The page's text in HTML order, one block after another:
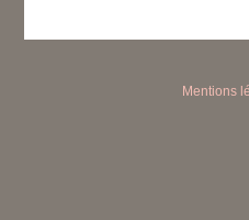
Mentions